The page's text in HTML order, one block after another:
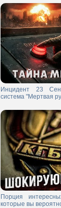
Инцидент 23
система "Мертвая
Порция
которые вы